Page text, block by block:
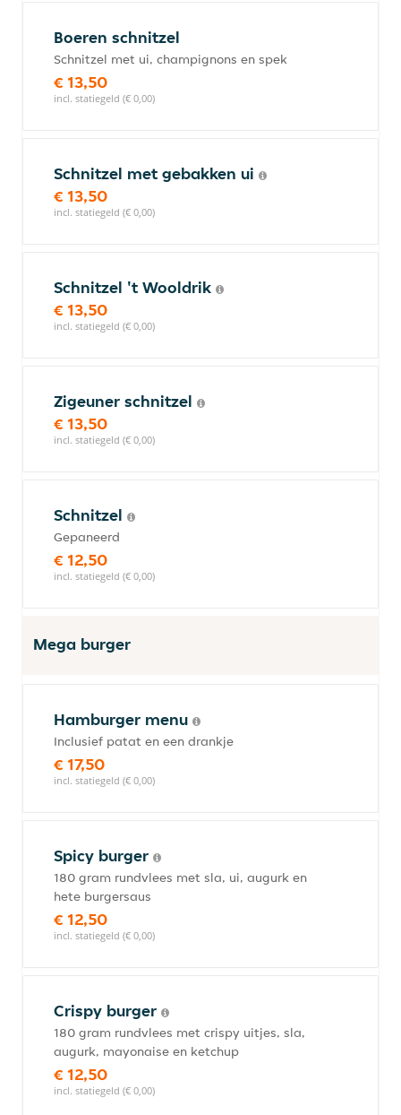
Boeren schnitzel
Schnitzel met ui, champignons en spek
€ 13,50
incl. statiegeld (€ 0,00)
Schnitzel met gebakken ui
€ 13,50
incl. statiegeld (€ 0,00)
Schnitzel 't Wooldrik
€ 13,50
incl. statiegeld (€ 0,00)
Zigeuner schnitzel
€ 13,50
incl. statiegeld (€ 0,00)
Schnitzel
Gepaneerd
€ 12,50
incl. statiegeld (€ 0,00)
Mega burger
Hamburger menu
Inclusief patat en een drankje
€ 17,50
incl. statiegeld (€ 0,00)
Spicy burger
180 gram rundvlees met sla, ui, augurk en
hete burgersaus
€ 12,50
incl. statiegeld (€ 0,00)
Crispy burger
180 gram rundvlees met crispy uitjes, sla,
augurk, mayonaise en ketchup
€ 12,50
incl. statiegeld (€ 0,00)